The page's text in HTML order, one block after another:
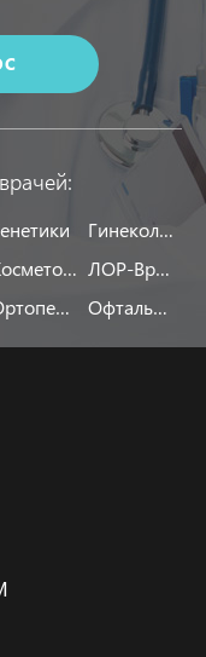
Гинекологи
Косметологи
ЛОР-Врачи
Ортопеды
Офтальмологи